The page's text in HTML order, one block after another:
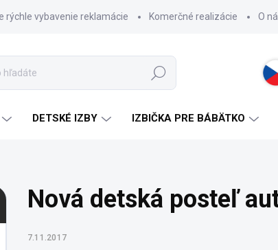
rýchle vybavenie reklamácie Komerčné realizácie O
Hľadať
DETSKÉ IZBY IZBIČKA PRE BÁBÄTKO
Nová detská posteľ
7.11.2017